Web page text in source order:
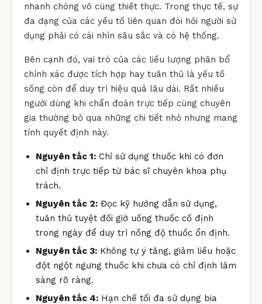
nhanh chóng vô cùng thiết thực. Trong thực tế, sự
đa dạng của các yếu tố liên quan đòi hỏi người sử
dụng phải có cái nhìn sâu sắc và có hệ thống.
Bên cạnh đó, vai trò của các liều lượng phân bổ
chính xác được tích hợp hay tuân thủ là yếu tố
sống còn để duy trì hiệu quả lâu dài. Rất nhiều
người dùng khi chẩn đoán trực tiếp cùng chuyên
gia thường bỏ qua những chi tiết nhỏ nhưng mang
tính quyết định này.
Nguyên tắc 1: Chỉ sử dụng thuốc khi có đơn
chỉ định trực tiếp từ bác sĩ chuyên khoa phụ
trách.
Nguyên tắc 2: Đọc kỹ hướng dẫn sử dụng,
tuân thủ tuyệt đối giờ uống thuốc cố định
trong ngày để duy trì nồng độ thuốc ổn định.
Nguyên tắc 3: Không tự ý tăng, giảm liều hoặc
đột ngột ngưng thuốc khi chưa có chỉ định lâm
sàng rõ ràng.
Nguyên tắc 4: Hạn chế tối đa sử dụng bia